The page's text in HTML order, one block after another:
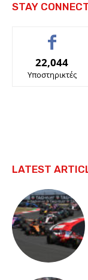
STAY
22,044
Υποστηρικτές
LATEST